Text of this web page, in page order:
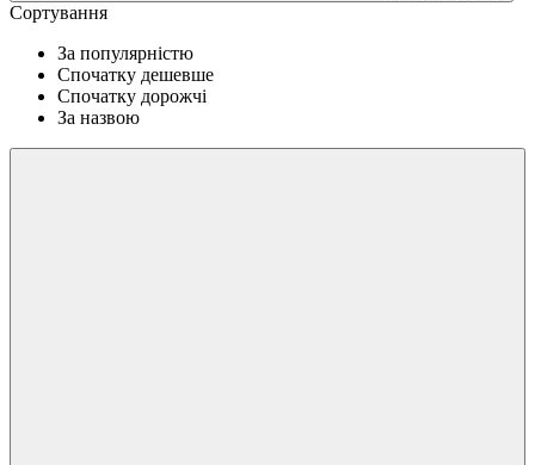
Сортування
За популярністю
Спочатку дешевше
Спочатку дорожчі
За назвою